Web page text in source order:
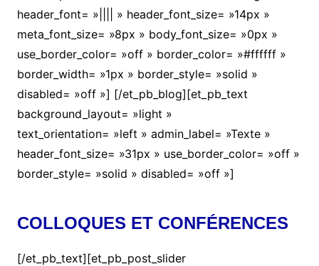
header_font= »|||| » header_font_size= »14px »
meta_font_size= »8px » body_font_size= »0px »
use_border_color= »off » border_color= »#ffffff »
border_width= »1px » border_style= »solid »
disabled= »off »] [/et_pb_blog][et_pb_text
background_layout= »light »
text_orientation= »left » admin_label= »Texte »
header_font_size= »31px » use_border_color= »off »
border_style= »solid » disabled= »off »]
COLLOQUES ET CONFÉRENCES
[/et_pb_text][et_pb_post_slider